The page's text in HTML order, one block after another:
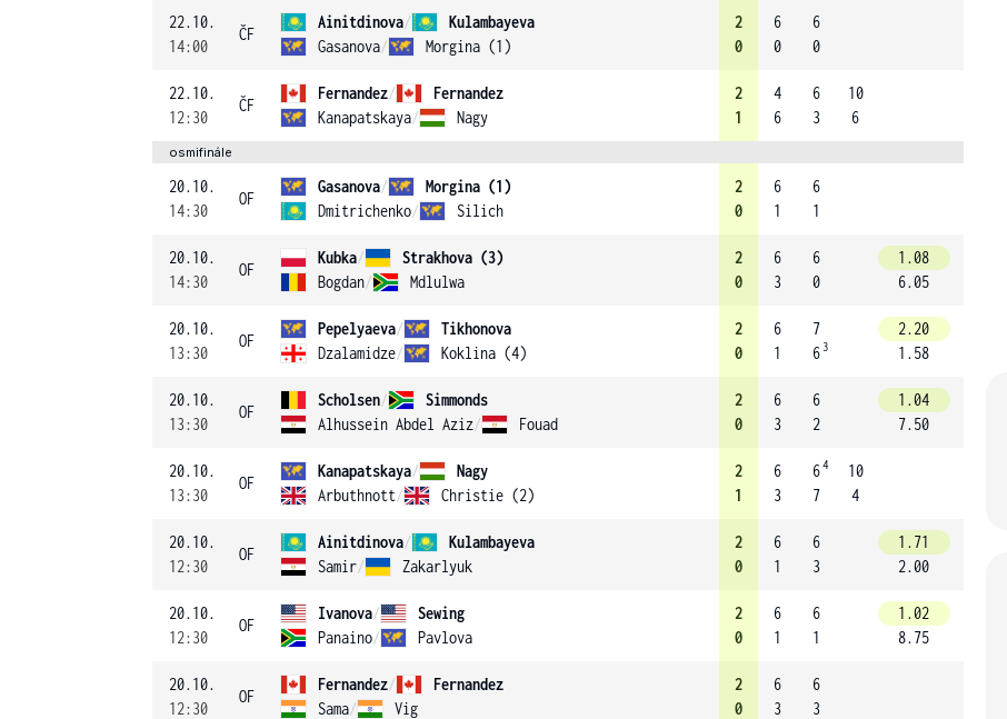
22.10.
14:00
ČF
Ainitdinova/
Kulambayeva
Gasanova/ Morgina (1)
2
0
6
0
6
0
22.10.
12:30
ČF
Fernandez/
Fernandez
Kanapatskaya/ Nagy
2
1
4
6
6
3
10
6
osmifinále
20.10.
14:30
OF
Gasanova/
Morgina (1)
Dmitrichenko/ Silich
2
0
6
1
6
1
20.10.
14:30
OF
Kubka/
Strakhova (3)
Bogdan/ Mdlulwa
2
0
6
3
6
0
1.08
6.05
20.10.
13:30
OF
Pepelyaeva/
Tikhonova
Dzalamidze/ Koklina (4)
2
0
6
1
7
6 3
2.20
1.58
20.10.
13:30
OF
Scholsen/
Simmonds
Alhussein Abdel Aziz/ Fouad
2
0
6
3
6
2
1.04
7.50
20.10.
13:30
OF
Kanapatskaya/
Nagy
Arbuthnott/ Christie (2)
2
1
6
3
64
7
10
4
20.10.
12:30
OF
Ainitdinova/
Kulambayeva
Samir/ Zakarlyuk
2
0
6
1
6
3
1.71
2.00
20.10.
12:30
OF
Ivanova/
Sewing
Panaino/ Pavlova
2
0
6
1
6
1
1.02
8.75
20.10.
12:30
OF
Fernandez/
Fernandez
Sama/ Vig
2
0
6
3
6
3